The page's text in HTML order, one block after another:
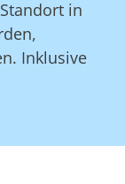
in
Inklusive